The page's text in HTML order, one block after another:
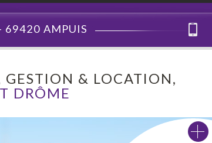
69420 AMPUIS
& LOCATION,
DRÔME